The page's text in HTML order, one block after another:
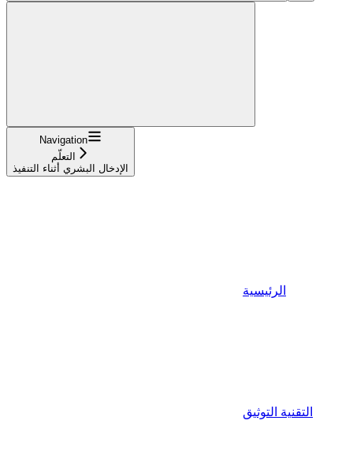
Navigation
التعلّم
الإدخال البشري أثناء التنفيذ
الرئيسية
التقنية التوثيق